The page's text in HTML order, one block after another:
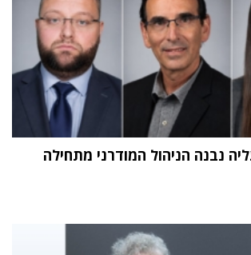
נבנה הניהול המודרני מתחילה